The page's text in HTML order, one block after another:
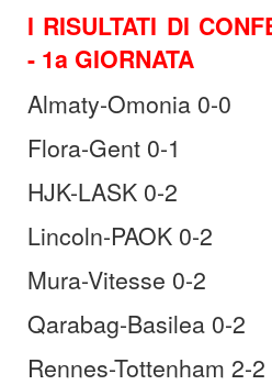
I RISULTATI DI
- 1a GIORNATA
Almaty-Omonia 0-0
Flora-Gent 0-1
HJK-LASK 0-2
Lincoln-PAOK 0-2
Mura-Vitesse 0-2
Qarabag-Basilea 0-2
Rennes-Tottenham 2-2